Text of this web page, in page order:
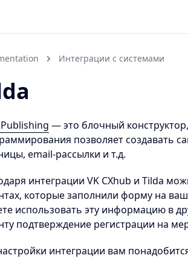
Интеграции с системами
— это блочный
позволяет создавать
email-рассылки и т.д.
интеграции VK CXhub и Tilda
которые заполнили форму на
использовать эту информацию в
подтверждение регистрации на
интеграции вам